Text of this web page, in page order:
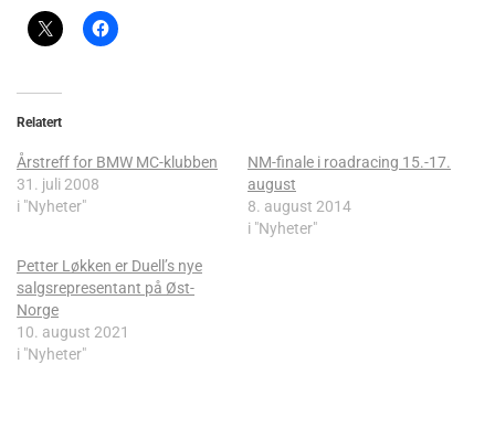
Relatert
Årstreff for BMW MC-klubben
31. juli 2008
i "Nyheter"
NM-finale i roadracing 15.-17.
august
8. august 2014
i "Nyheter"
Petter Løkken er Duell’s nye
salgsrepresentant på Øst-
Norge
10. august 2021
i "Nyheter"